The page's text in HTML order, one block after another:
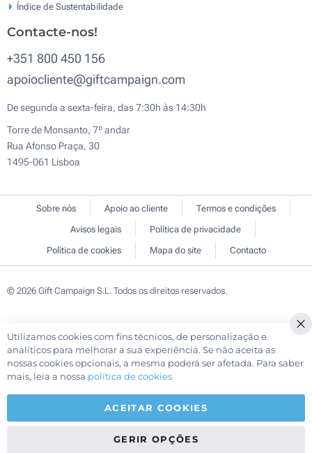
Índice de Sustentabilidade
Contacte-nos!
+351 800 450 156
apoiocliente@giftcampaign.com
De segunda a sexta-feira, das 7:30h às 14:30h
Torre de Monsanto, 7º andar
Rua Afonso Praça, 30
1495-061 Lisboa
Sobre nós Apoio ao cliente
Termos e condições
Avisos legais
Política de privacidade
Política de cookies
Mapa do site Contacto
© 2026 Gift Campaign S.L. Todos os direitos reservados.
Utilizamos cookies com fins técnicos, de personalização e
analíticos para melhorar a sua experiência. Se não aceita as
nossas cookies opcionais, a mesma poderá ser afetada. Para saber
mais, leia a nossa política de cookies
ACEITAR COOKIES
GERIR OPÇÕES